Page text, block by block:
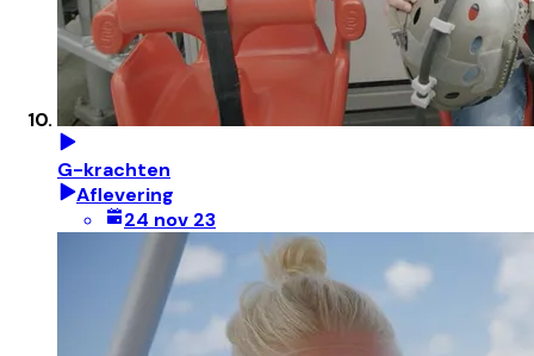
G-krachten
Aflevering
24 nov 23